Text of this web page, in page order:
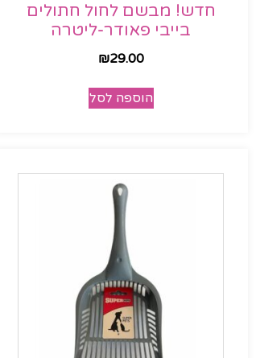
חדש! מבשם לחול חתולים
בייבי פאודר-ליטרה
₪29.00
הוספה לסל